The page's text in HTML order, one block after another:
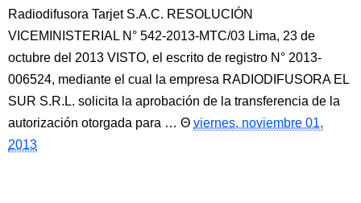
Radiodifusora Tarjet S.A.C. RESOLUCIÓN
VICEMINISTERIAL N° 542-2013-MTC/03 Lima, 23 de
octubre del 2013 VISTO, el escrito de registro N° 2013-
006524, mediante el cual la empresa RADIODIFUSORA EL
SUR S.R.L. solicita la aprobación de la transferencia de la
autorización otorgada para …
viernes, noviembre 01,
2013